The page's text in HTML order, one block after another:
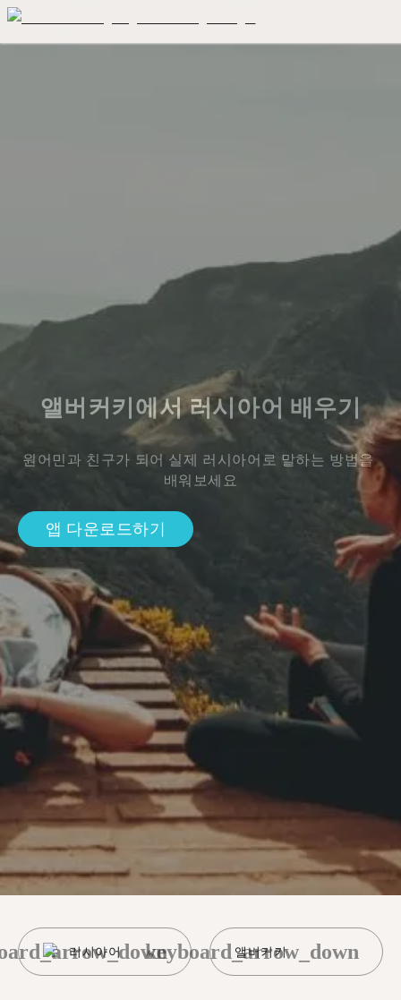
앨버커키에서 러시아어 배우기
원어민과 친구가 되어 실제 러시아어로 말하는 방법을
배워보세요
앱 다운로드하기
러시아어 앨버커키
keyboard_arrow_down